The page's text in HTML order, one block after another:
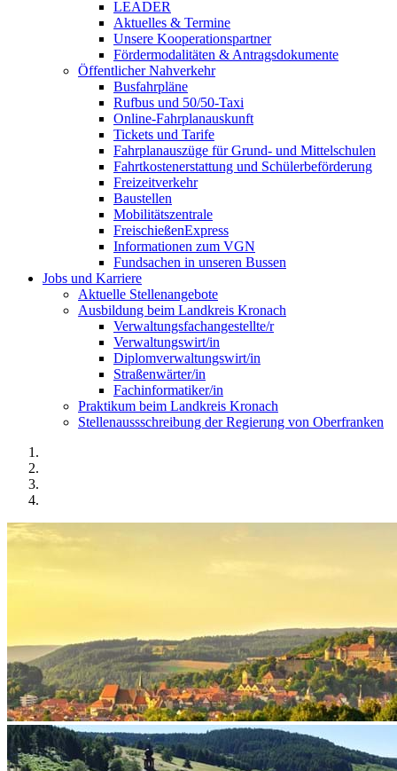
LEADER
Aktuelles & Termine
Unsere Kooperationspartner
Fördermodalitäten & Antragsdokumente
Öffentlicher Nahverkehr
Busfahrpläne
Rufbus und 50/50-Taxi
Online-Fahrplanauskunft
Tickets und Tarife
Fahrplanauszüge für Grund- und Mittelschulen
Fahrtkostenerstattung und Schülerbeförderung
Freizeitverkehr
Baustellen
Mobilitätszentrale
FreischießenExpress
Informationen zum VGN
Fundsachen in unseren Bussen
Jobs und Karriere
Aktuelle Stellenangebote
Ausbildung beim Landkreis Kronach
Verwaltungsfachangestellte/r
Verwaltungswirt/in
Diplomverwaltungswirt/in
Straßenwärter/in
Fachinformatiker/in
Praktikum beim Landkreis Kronach
Stellenaussschreibung der Regierung von Oberfranken